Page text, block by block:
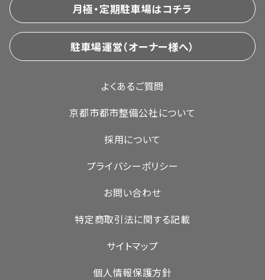
月極・定期駐車場はコチラ
駐車場運営（オーナー様へ）
よくあるご質問
京都市都市整備公社について
採用について
プライバシーポリシー
お問い合わせ
特定商取引法に関する記載
サイトマップ
個人情報保護方針